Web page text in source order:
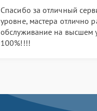
Спасибо за отличный
уровне, мастера отлично
обслуживание на высшем
100%!!!!